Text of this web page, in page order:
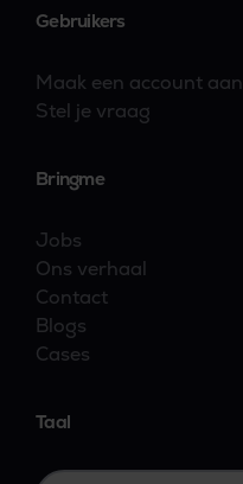
Gebruikers
Maak een account aan
Stel je vraag
Bringme
Jobs
Ons verhaal
Contact
Blogs
Cases
Taal